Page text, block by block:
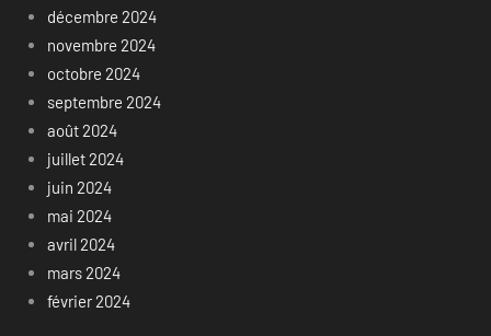
décembre 2024
novembre 2024
octobre 2024
septembre 2024
août 2024
juillet 2024
juin 2024
mai 2024
avril 2024
mars 2024
février 2024